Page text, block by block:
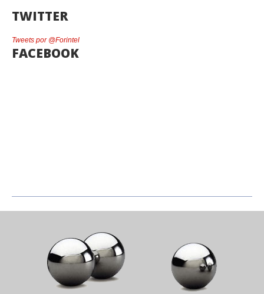
TWITTER
Tweets por @Forintel
FACEBOOK